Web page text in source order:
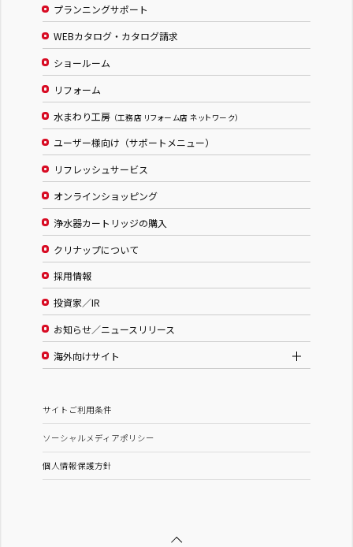
プランニングサポート
WEBカタログ・カタログ請求
ショールーム
リフォーム
水まわり工房 （工務店 リフォーム店 ネットワーク）
ユーザー様向け（サポートメニュー）
リフレッシュサービス
オンラインショッピング
浄水器カートリッジの購入
クリナップについて
採用情報
投資家／IR
お知らせ／ニュースリリース
海外向けサイト
サイトご利用条件
ソーシャルメディアポリシー
個人情報保護方針